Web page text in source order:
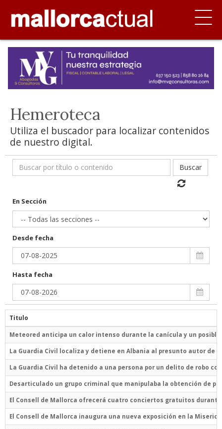
Hemeroteca
Utiliza el buscador para localizar contenidos
de nuestro digital.
Buscar
En Sección
Desde fecha
Hasta fecha
Titulo
Meteored anticipa un calor intenso durante la canícula y un
La Guardia Civil localiza y detiene en Albania al presunto autor de
La Guardia Civil ha detenido a una persona por un delito de robo
Desarticulado un grupo criminal que manipulaba la obtención de
El Consell de Mallorca ofrecerá cuatro conciertos gratuitos durante
El Consell de Mallorca inaugura una nueva exposición en la